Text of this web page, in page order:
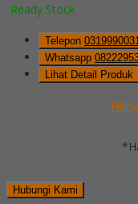
Ready Stock
Telepon
Whatsapp
Lihat Detail Produk
Hubungi Kami